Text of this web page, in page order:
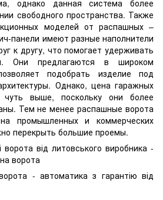
однако данная система более
свободного пространства. Также
моделей от распашных –
панели имеют разные наполнители
к другу, что помогает удерживать
Они предлагаются в широком
подобрать изделие под
Однако, цена гаражных
выше, поскольку они более
Тем не менее распашные ворота
промышленных и коммерческих
перекрыть большие проемы.